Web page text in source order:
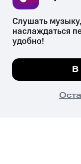
психотропных
их незаконный
законодательством
© 2026 ООО «КИОН».
Все права защищены
Мы используем
Слушать
наслаждаться
удобно!